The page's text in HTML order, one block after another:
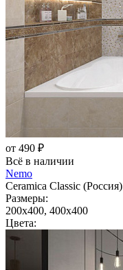
от 490 ₽
Всё в наличии
Nemo
Ceramica Classic (Россия)
Размеры:
200x400, 400x400
Цвета: